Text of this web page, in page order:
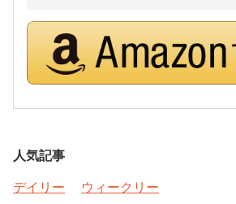
人気記事
デイリー
ウィークリー